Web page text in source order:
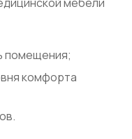
помещения;
комфорта